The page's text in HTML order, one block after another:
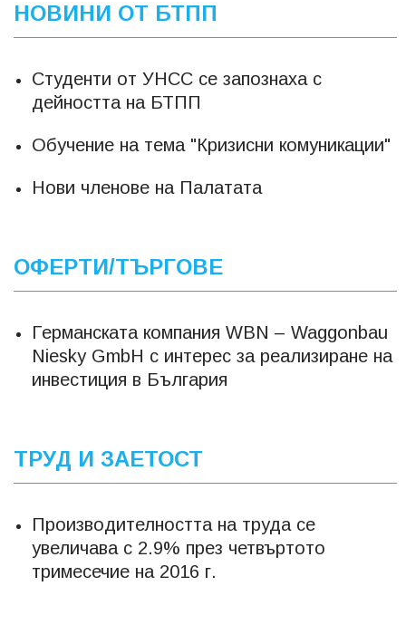
НОВИНИ ОТ БТПП
Студенти от УНСС се запознаха с
дейността на БТПП
Обучение на тема "Кризисни комуникации"
Нови членове на Палатата
ОФЕРТИ/ТЪРГОВЕ
Германската компания WBN – Waggonbau
Niesky GmbH с интерес за реализиране на
инвестиция в България
ТРУД И ЗАЕТОСТ
Производителността на труда се
увеличава с 2.9% през четвъртото
тримесечие на 2016 г.